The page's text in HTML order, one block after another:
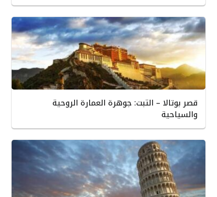
قصر بوتالا – التبت: جوهرة العمارة الروحية
والسياحية